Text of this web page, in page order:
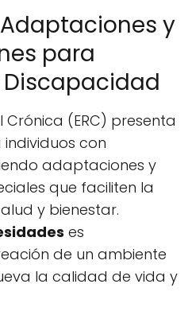
Adaptaciones y
para
Discapacidad
(ERC) presenta
con
adaptaciones y
que faciliten la
y bienestar.
es
de un ambiente
la calidad de vida y